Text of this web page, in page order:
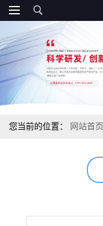
您当前的位置： 网站首页